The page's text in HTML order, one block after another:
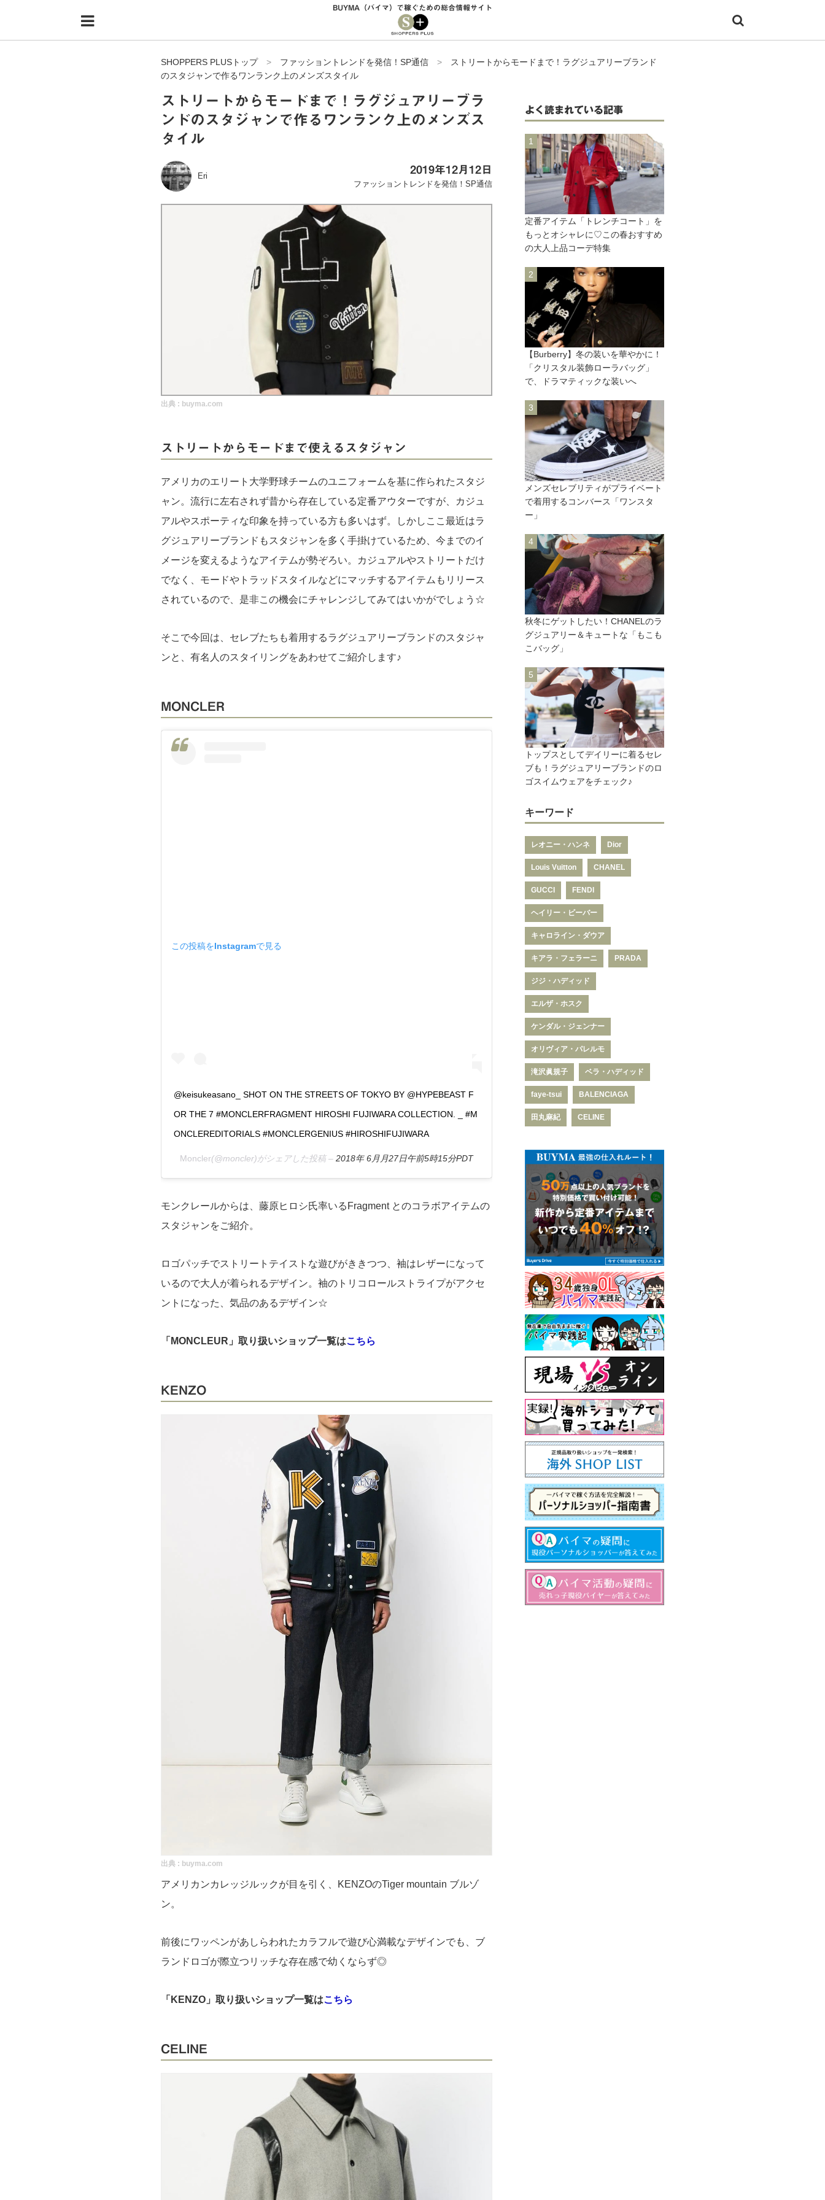
HOME
無在庫で自由気ままに稼ぐ！バイマ実践記
BUYMA（バイマ）で稼ぐための総合情報サイト
SHOPPERS PLUSトップ> ファッショントレンドを発信！SP通信 >
ストリートからモードまで！ラグジュアリーブランド
のスタジャンで作るワンランク上のメンズスタイル
ストリートからモードまで！ラグジュアリーブラ
ンドのスタジャンで作るワンランク上のメンズス
タイル
Eri
2019年12月12日
ファッショントレンドを発信！SP通信
出典 : buyma.com
ストリートからモードまで使えるスタジャン
アメリカのエリート大学野球チームのユニフォームを基に作られたスタジ
ャン。流行に左右されず昔から存在している定番アウターですが、カジュ
アルやスポーティな印象を持っている方も多いはず。しかしここ最近はラ
グジュアリーブランドもスタジャンを多く手掛けているため、今までのイ
メージを変えるようなアイテムが勢ぞろい。カジュアルやストリートだけ
でなく、モードやトラッドスタイルなどにマッチするアイテムもリリース
されているので、是非この機会にチャレンジしてみてはいかがでしょう☆
そこで今回は、セレブたちも着用するラグジュアリーブランドのスタジャ
ンと、有名人のスタイリングをあわせてご紹介します♪
MONCLER
この投稿をInstagramで見る
@keisukeasano_ SHOT ON THE STREETS OF TOKYO BY @HYPEBEAST F
OR THE 7 #MONCLERFRAGMENT HIROSHI FUJIWARA COLLECTION. _ #M
ONCLEREDITORIALS #MONCLERGENIUS #HIROSHIFUJIWARA
Moncler(@moncler)がシェアした投稿 – 2018年 6月月27日午前5時15分PDT
モンクレールからは、藤原ヒロシ氏率いるFragment とのコラボアイテムの
スタジャンをご紹介。
ロゴパッチでストリートテイストな遊びがききつつ、袖はレザーになって
いるので大人が着られるデザイン。袖のトリコロールストライプがアクセ
ントになった、気品のあるデザイン☆
「MONCLEUR」取り扱いショップ一覧はこちら
KENZO
出典 : buyma.com
アメリカンカレッジルックが目を引く、KENZOのTiger mountain ブルゾ
ン。
前後にワッペンがあしらわれたカラフルで遊び心満載なデザインでも、ブ
ランドロゴが際立つリッチな存在感で幼くならず◎
「KENZO」取り扱いショップ一覧はこちら
CELINE
よく読まれている記事
定番アイテム「トレンチコート」を
もっとオシャレに♡この春おすすめ
の大人上品コーデ特集
【Burberry】冬の装いを華やかに！
「クリスタル装飾ローラバッグ」
で、ドラマティックな装いへ
メンズセレブリティがプライベート
で着用するコンバース「ワンスタ
ー」
秋冬にゲットしたい！CHANELのラ
グジュアリー＆キュートな「もこも
こバッグ」
トップスとしてデイリーに着るセレ
ブも！ラグジュアリーブランドのロ
ゴスイムウェアをチェック♪
キーワード
レオニー・ハンネ Dior
Louis Vuitton CHANEL
GUCCI FENDI
ヘイリー・ビーバー
キャロライン・ダウア
キアラ・フェラーニ PRADA
ジジ・ハディッド
エルザ・ホスク
ケンダル・ジェンナー
オリヴィア・パレルモ
滝沢眞規子 ベラ・ハディッド
faye-tsui BALENCIAGA
田丸麻紀 CELINE